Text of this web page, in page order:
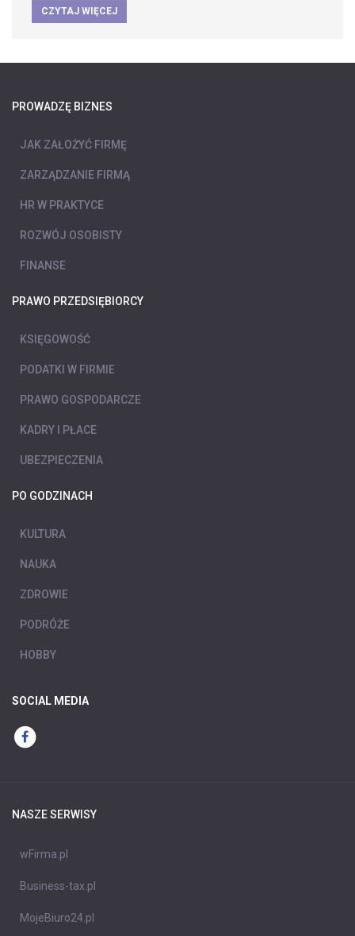
CZYTAJ WIĘCEJ
PROWADZĘ BIZNES
JAK ZAŁOŻYĆ FIRMĘ
ZARZĄDZANIE FIRMĄ
HR W PRAKTYCE
ROZWÓJ OSOBISTY
FINANSE
PRAWO PRZEDSIĘBIORCY
KSIĘGOWOŚĆ
PODATKI W FIRMIE
PRAWO GOSPODARCZE
KADRY I PŁACE
UBEZPIECZENIA
PO GODZINACH
KULTURA
NAUKA
ZDROWIE
PODRÓŻE
HOBBY
SOCIAL MEDIA
NASZE SERWISY
wFirma.pl
Business-tax.pl
MojeBiuro24.pl